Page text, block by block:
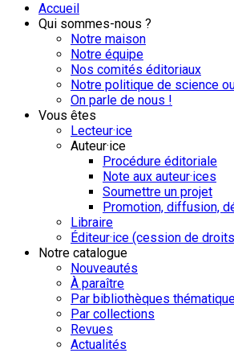
Accueil
Qui sommes-nous ?
Notre maison
Notre équipe
Nos comités éditoriaux
Notre politique de science
On parle de nous !
Vous êtes
Lecteur·ice
Auteur·ice
Procédure éditoriale
Note aux auteur·ices
Soumettre un projet
Promotion, diffusion,
Libraire
Éditeur·ice (cession de
Notre catalogue
Nouveautés
À paraître
Par bibliothèques
Par collections
Revues
Actualités